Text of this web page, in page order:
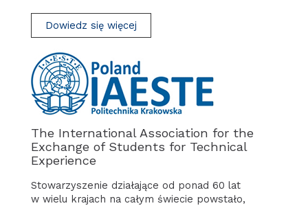
Dowiedz się więcej
The International Association for the
Exchange of Students for Technical
Experience
Stowarzyszenie działające od ponad 60 lat
w wielu krajach na całym świecie powstało,